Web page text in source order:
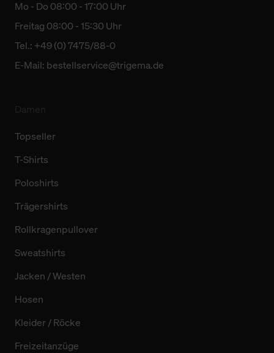
Technologien sowie die Nutzung Ihrer persönlichen Daten
finden Sie in unserer Datenschutzerklärung.
Mo - Do 08:00 - 17:00 Uhr
Freitag 08:00 - 15:30 Uhr
Tel.: +49 (0) 7475/88-0
E-Mail: bestellservice@trigema.de
Topseller
T-Shirts
Poloshirts
Trägershirts
Rollkragenpullover
Sweatshirts
Jacken / Westen
Hosen
Kleider / Röcke
Freizeitanzüge